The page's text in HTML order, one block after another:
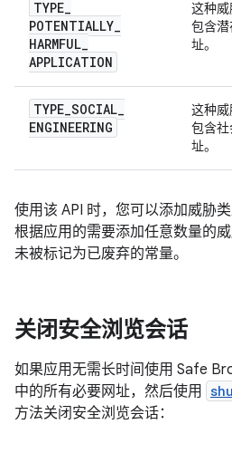
TYPE_
POTENTIALLY_
HARMFUL_
APPLICATION
这种
包含
址。
TYPE_SOCIAL_
ENGINEERING
这种
包含
址。
使用该 API 时，您可以添加威胁
根据应用的需要添加任意数量的
未被标记为已废弃的常量。
关闭安全浏览会话
如果应用无需长时间使用 Safe
中的所有必要网址，然后使用
方法关闭安全浏览会话：